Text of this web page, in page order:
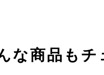
な商品もチ